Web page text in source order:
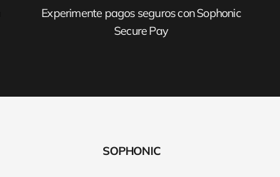
Experimente pagos seguros con Sophonic
Secure Pay
SOPHONIC